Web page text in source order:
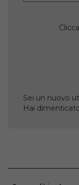
Sei un nuovo
Hai